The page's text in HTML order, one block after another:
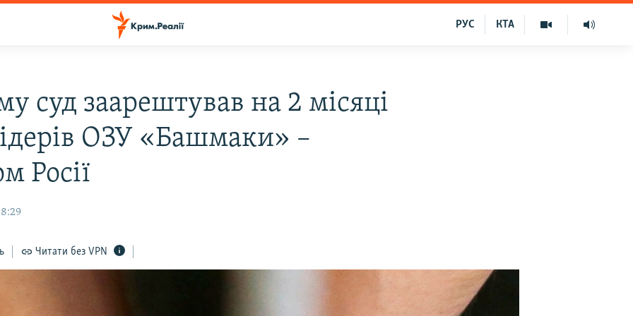
КТА
РУС
суд заарештував на 2 місяці
ОЗУ «Башмаки» –
Росії
Читати без VPN